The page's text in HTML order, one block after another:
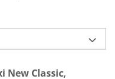
New Classic,